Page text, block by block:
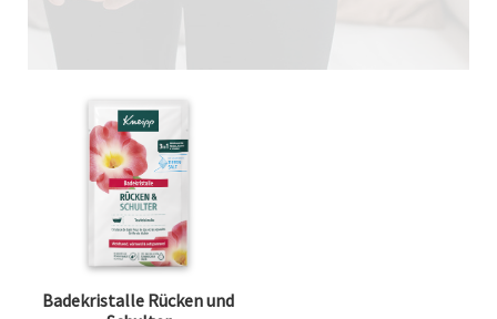
Badekristalle Rücken und